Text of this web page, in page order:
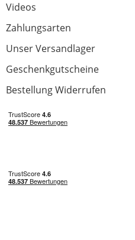
Videos
Zahlungsarten
Unser Versandlager
Geschenkgutscheine
Bestellung Widerrufen